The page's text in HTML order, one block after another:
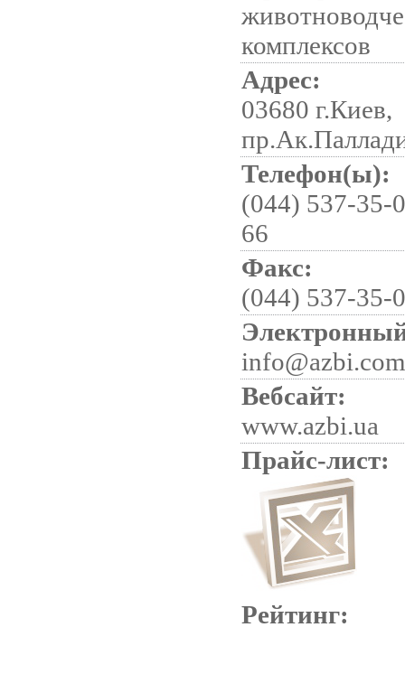
комплексов
Адрес:
03680 г.Киев,
Телефон(ы):
(044) 537-35-
66
Факс:
(044) 537-35-
Вебсайт:
www.azbi.ua
Прайс-лист:
Рейтинг: